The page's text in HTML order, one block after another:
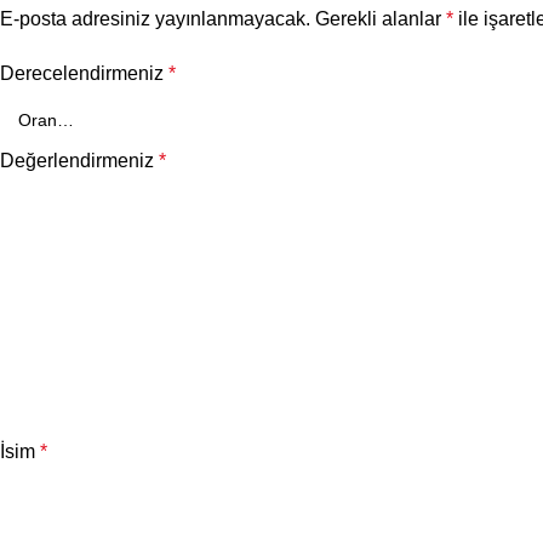
E-posta adresiniz yayınlanmayacak. Gerekli alanlar * ile
Derecelendirmeniz *
Değerlendirmeniz *
İsim *